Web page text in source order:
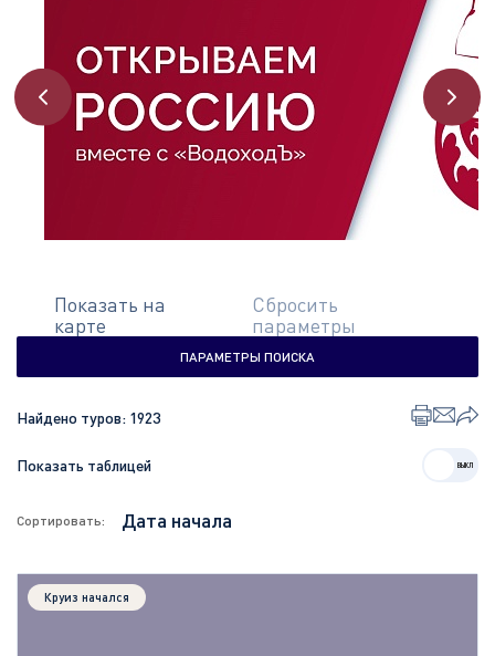
Показать на
карте
Сбросить
параметры
ПАРАМЕТРЫ ПОИСКА
Показать таблицей
Найдено туров: 1923
Сортировать:
Круиз начался